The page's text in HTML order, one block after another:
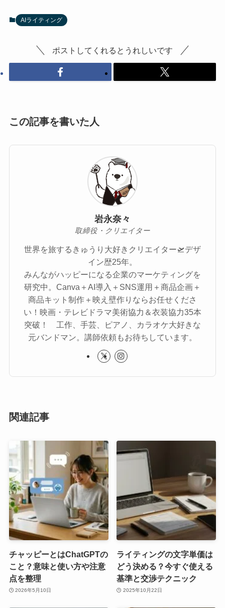
AIライティング
ポストしてくれるとうれしいです
この記事を書いた人
岩永奈々
取締役・クリエイター
世界を旅するきゅうり大好きクリエイター🛫デザ
イン歴25年。
みんながハッピーになる企業のマーケティングを
研究中。Canva＋AI導入＋SNS運用＋商品企画＋
商品キット制作＋映え壁作りならお任せくださ
い！映画・テレビドラマ美術協力＆衣装協力35本
突破！ 工作、手芸、ピアノ、カラオケ大好きな
元バンドマン。講師依頼もお待ちしています。
関連記事
チャッピーとはChatGPTの
こと？意味と使い方や注意
点を整理
2026年5月10日
ライティングの文字単価は
どう決める？今すぐ使える
基準と交渉テクニック
2025年10月22日